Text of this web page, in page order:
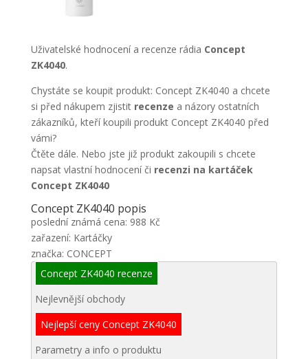
Uživatelské hodnocení a recenze rádia Concept
ZK4040.
Chystáte se koupit produkt: Concept ZK4040 a chcete
si před nákupem zjistit recenze a názory ostatních
zákazníků, kteří koupili produkt Concept ZK4040 před
vámi?
Čtěte dále. Nebo jste již produkt zakoupili s chcete
napsat vlastní hodnocení či recenzi na kartáček
Concept ZK4040
Concept ZK4040 popis
poslední známá cena: 988 Kč
zařazení: Kartáčky
značka: CONCEPT
Concept ZK4040 recenze
Nejlevnější obchody
Nejlepší ceny Concept ZK4040
Parametry a info o produktu